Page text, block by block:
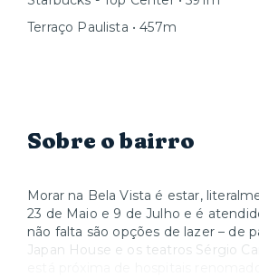
Terraço Paulista • 457m
Sobre o bairro
Morar na Bela Vista é estar,
23 de Maio e 9 de Julho e é
não falta são opções de lazer – de
Japan House e os teatros Sérgio